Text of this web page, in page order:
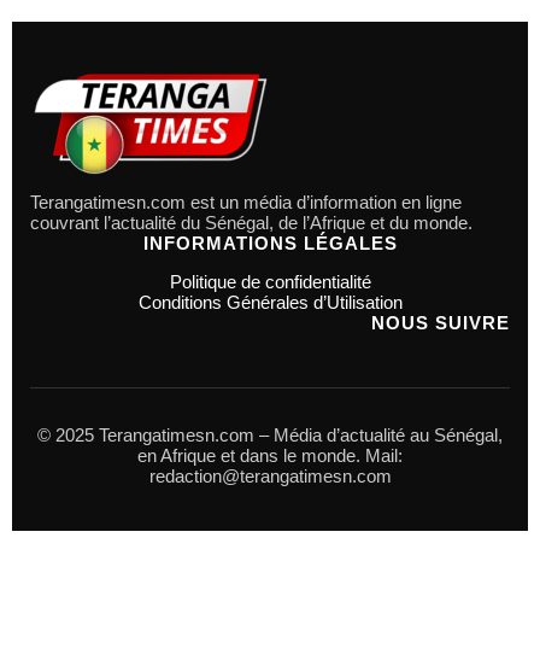
Terangatimesn.com est un média d’information en ligne
couvrant l’actualité du Sénégal, de l’Afrique et du monde.
INFORMATIONS LÉGALES
Politique de confidentialité
Conditions Générales d’Utilisation
NOUS SUIVRE
© 2025 Terangatimesn.com – Média d’actualité au Sénégal,
en Afrique et dans le monde. Mail:
redaction@terangatimesn.com